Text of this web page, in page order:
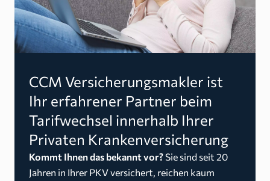
CCM Versicherungsmakler ist
Ihr erfahrener Partner beim
Tarifwechsel innerhalb Ihrer
Privaten Krankenversicherung
Kommt Ihnen das bekannt vor? Sie sind seit 20
Jahren in Ihrer PKV versichert, reichen kaum